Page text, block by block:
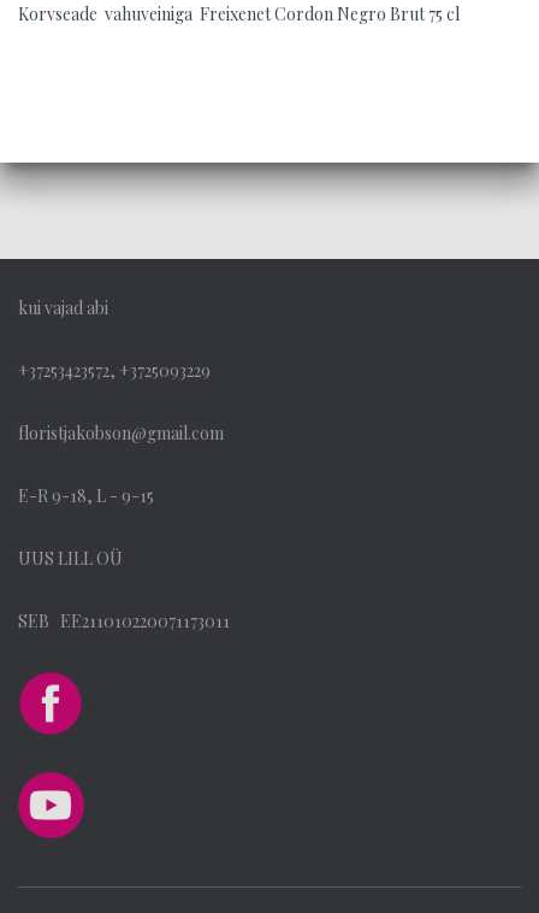
Korvseade vahuveiniga Freixenet Cordon Negro Brut 75 cl
kui vajad abi
+37253423572, +3725093229
floristjakobson@gmail.com
E-R 9-18, L - 9-15
UUS LILL OÜ
SEB EE211010220071173011